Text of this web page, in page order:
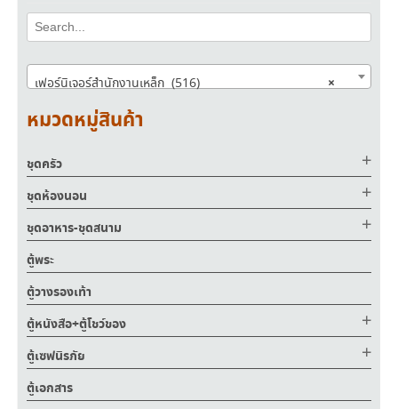
×
เฟอร์นิเจอร์สำนักงานเหล็ก (516)
หมวดหมู่สินค้า
ชุดครัว
ชุดห้องนอน
ชุดอาหาร-ชุดสนาม
ตู้พระ
ตู้วางรองเท้า
ตู้หนังสือ+ตู้โชว์ของ
ตู้เซฟนิรภัย
ตู้เอกสาร